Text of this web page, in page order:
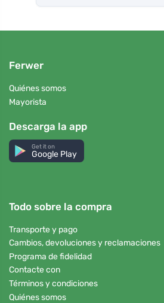
Ferwer
Quiénes somos
Mayorista
Descarga la app
Get it on
Google Play
Todo sobre la compra
Transporte y pago
Cambios, devoluciones y reclamaciones
Programa de fidelidad
Contacte con
Términos y condiciones
Quiénes somos